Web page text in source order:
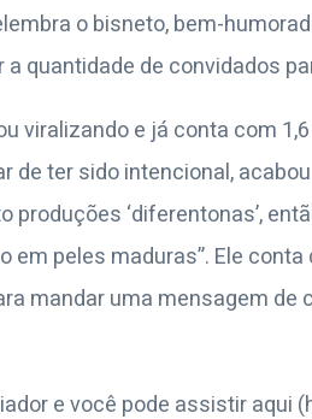
o bisneto, bem-
quantidade de convidados
viralizando e já conta com
de ter sido intencional,
produções ‘diferentonas’,
peles maduras”. Ele conta
mandar uma mensagem de
e você pode assistir aqui